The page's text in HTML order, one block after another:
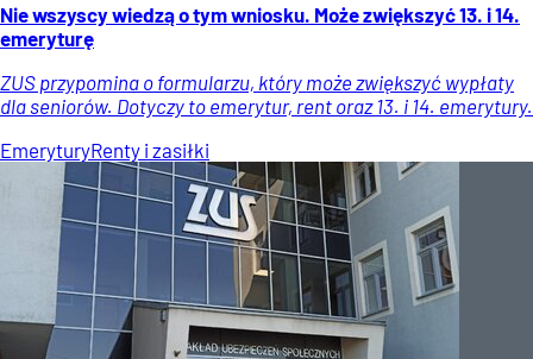
Nie wszyscy wiedzą o tym wniosku. Może zwiększyć 13. i 14.
emeryturę
ZUS przypomina o formularzu, który może zwiększyć wypłaty
dla seniorów. Dotyczy to emerytur, rent oraz 13. i 14. emerytury.
EmeryturyRenty i zasiłki